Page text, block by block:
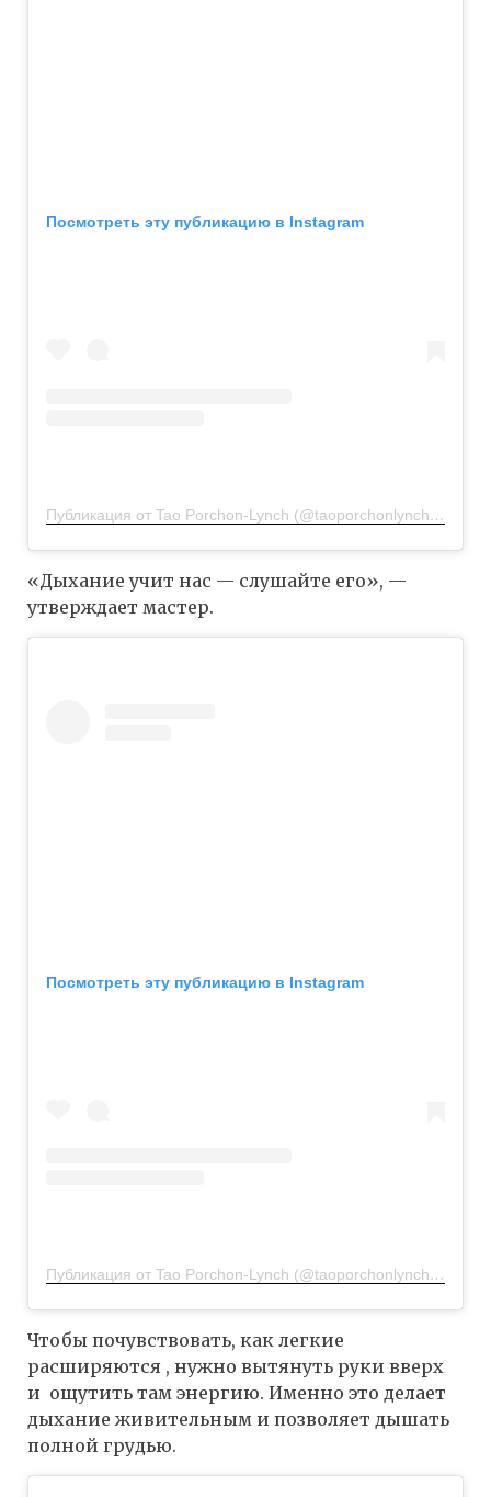
Посмотреть эту публикацию в Instagram
Публикация от Tao Porchon-Lynch (@taoporchonlynch100)
«Дыхание учит нас — слушайте его», —
утверждает мастер.
Посмотреть эту публикацию в Instagram
Публикация от Tao Porchon-Lynch (@taoporchonlynch100)
Чтобы почувствовать, как легкие
расширяются , нужно вытянуть руки вверх
и ощутить там энергию. Именно это делает
дыхание живительным и позволяет дышать
полной грудью.